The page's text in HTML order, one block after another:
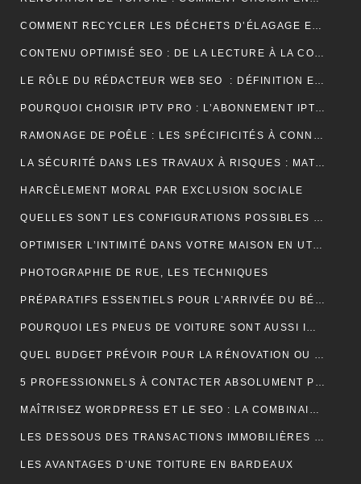
COMMENT RECYCLER LES DÉCHETS D’ÉLAGAGE ET D’ABATTAGE ?
CONTENU OPTIMISÉ SEO : DE LA LECTURE À LA CONVERSION
LE RÔLE DU RÉDACTEUR WEB SEO : DÉFINITION ET EXPLICATIONS
POURQUOI CHOISIR IPTV PRO : L’ABONNEMENT IPTV PREMIUM ULTIME
RAMONAGE DE POÊLE : LES SPÉCIFICITÉS À CONNAÎTRE
LA SÉCURITÉ DANS LES TRAVAUX À RISQUES : MATÉRIEL ET OBLIGATIONS
HARCÈLEMENT MORAL PAR EXCLUSION SOCIALE
QUELLES SONT LES CONFIGURATIONS POSSIBLES POUR UN ÉTABLI D’ATELIER PROFESSIONNEL ?
OPTIMISER L’INTIMITÉ DANS VOTRE MAISON EN UTILISANT DES VOLETS ROULANTS
PHOTOGRAPHIE DE RUE, LES TECHNIQUES
PRÉPARATIFS ESSENTIELS POUR L’ARRIVÉE DU BÉBÉ
POURQUOI LES PNEUS DE VOITURE SONT AUSSI IMPORTANTS ?
QUEL BUDGET PRÉVOIR POUR LA RÉNOVATION OU LA CONSTRUCTION DE LA TOITURE ?
5 PROFESSIONNELS À CONTACTER ABSOLUMENT POUR RÉUSSIR SON MARIAGE
MAÎTRISEZ WORDPRESS ET LE SEO : LA COMBINAISON GAGNANTE POUR VOTRE SITE WEB
LES DESSOUS DES TRANSACTIONS IMMOBILIÈRES DANS LE SECTEUR HÔTELIER
LES AVANTAGES D’UNE TOITURE EN BARDEAUX